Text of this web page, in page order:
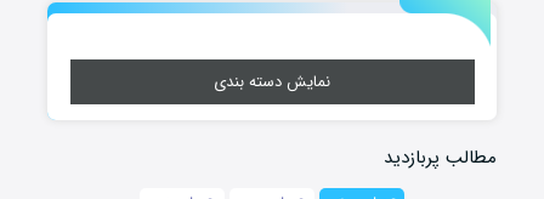
نمایش دسته بندی
مطالب پربازدید